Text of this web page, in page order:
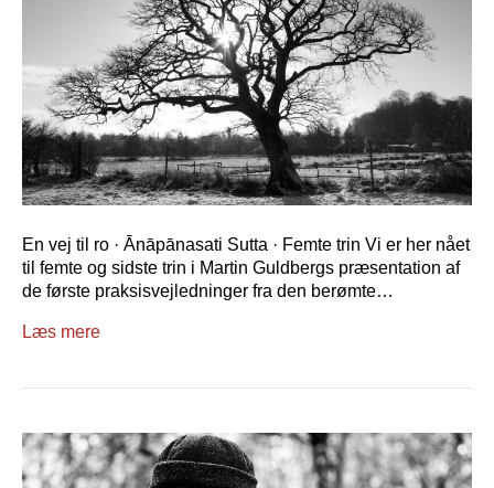
En vej til ro · Ānāpānasati Sutta · Femte trin Vi er her nået
til femte og sidste trin i Martin Guldbergs præsentation af
de første praksisvejledninger fra den berømte…
Læs mere